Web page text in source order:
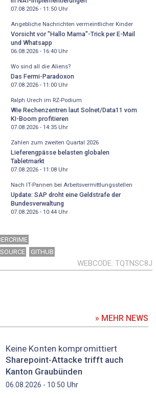
07.08.2026 - 11:50Uhr
Angebliche Nachrichten vermeintlicher Kinder
Vorsicht vor "Hallo Mama"-Trick per E-Mail
und Whatsapp
06.08.2026 - 16:40Uhr
Wo sind all die Aliens?
Das Fermi-Paradoxon
07.08.2026 - 11:00Uhr
Ralph Urech im RZ-Podium
Wie Rechenzentren laut Solnet/Data11 vom
KI-Boom profitieren
07.08.2026 - 14:35Uhr
Zahlen zum zweiten Quartal 2026
Lieferengpässe belasten globalen
Tabletmarkt
07.08.2026 - 11:08Uhr
Nach IT-Pannen bei Arbeitsvermittlungsstellen
Update: SAP droht eine Geldstrafe der
Bundesverwaltung
07.08.2026 - 10:44Uhr
GITHUB
WEBCODE TQTNSC8J
» MEHR NEWS
Keine Konten kompromittiert
Sharepoint-Attacke trifft auch
Kanton Graubünden
06.08.2026 - 10:50 Uhr